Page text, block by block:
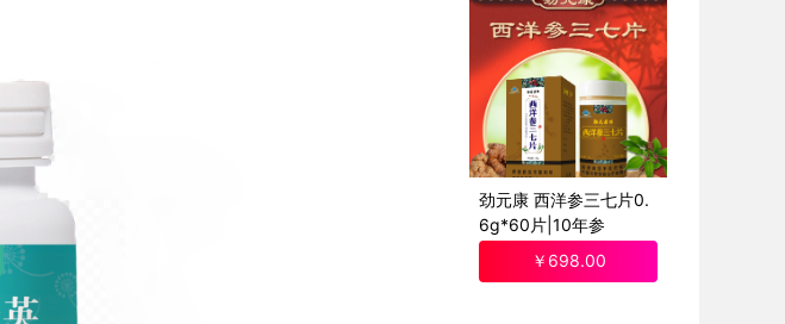
劲元康 西洋参三七片0.
6g*60片|10年参
￥ 698.00